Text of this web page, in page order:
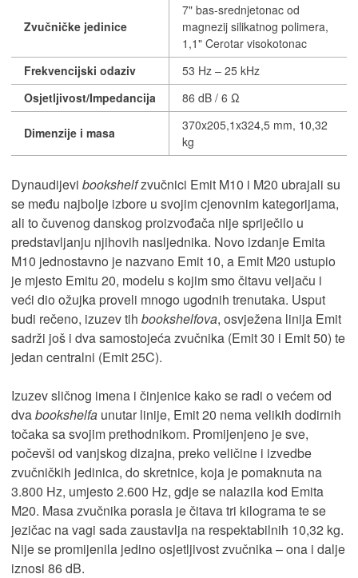
Zvučničke jedinice
7" bas-srednjetonac od
magnezij silikatnog polimera,
1,1" Cerotar visokotonac
Frekvencijski odaziv
53 Hz – 25 kHz
Osjetljivost/Impedancija
86 dB / 6 Ω
Dimenzije i masa
370x205,1x324,5 mm, 10,32
kg
Dynaudijevi bookshelfzvučnici Emit M10 i M20 ubrajali su
se među najbolje izbore u svojim cjenovnim kategorijama,
ali to čuvenog danskog proizvođača nije spriječilo u
predstavljanju njihovih nasljednika. Novo izdanje Emita
M10 jednostavno je nazvano Emit 10, a Emit M20 ustupio
je mjesto Emitu 20, modelu s kojim smo čitavu veljaču i
veći dio ožujka proveli mnogo ugodnih trenutaka. Usput
budi rečeno, izuzev tih bookshelfova, osvježena linija Emit
sadrži još i dva samostojeća zvučnika (Emit 30 i Emit 50) te
jedan centralni (Emit 25C).
Izuzev sličnog imena i činjenice kako se radi o većem od
dvabookshelfa unutar linije, Emit 20 nema velikih dodirnih
točaka sa svojim prethodnikom. Promijenjeno je sve,
počevši od vanjskog dizajna, preko veličine i izvedbe
zvučničkih jedinica, do skretnice, koja je pomaknuta na
3.800 Hz, umjesto 2.600 Hz, gdje se nalazila kod Emita
M20. Masa zvučnika porasla je čitava tri kilograma te se
jezičac na vagi sada zaustavlja na respektabilnih 10,32 kg.
Nije se promijenila jedino osjetljivost zvučnika – ona i dalje
iznosi 86 dB.